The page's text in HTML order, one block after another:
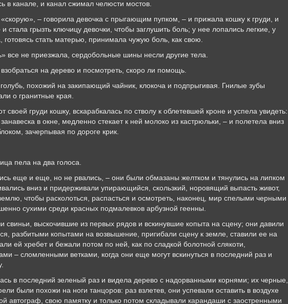
в канале, и канал сжимал челюсти мостов.
– говорила девочка с прыгающим пупком, – и прижала кошку к груди, и
стала грызть ключицу девочки, чтобы заглушить боль; у нее лопались легкие, у
готовясь стать матерью, принимала чужую боль, как свою.
все не приезжала, сердобольные шины несли другие тела.
на дерево и посмотреть, скоро ли помощь.
похожий на закипающий чайник, клокоча и подпрыгивая. Гнилые зубы
о гранитные края.
своей груди кошку, вскарабкалась по стволу к облетевшей кроне и успела увидеть:
в окне, медленно стекает к ней молоко из кастрюльки, – и полетела вниз
зачерпывая по дороге крик.
пела на два голоса.
еще и еще, но не рвались, – они были обмазаны желтком и тянулись на липком
вниз и придерживали упирающийся, скользкий, норовящий выпасть живот,
чтобы расколоться, распасться и осмотреть, наконец, мир спелыми черными
сухими среди красных подмалевков арбузной геенны.
свиньи, выскочившие из первых рядов и вскинувшие копыта на сцену; они давили
разбитыми копытами на возвышение, пригибали сцену к земле, ставили ее на
ей хребет и бежали потом по ней, как по сладкой болотной слякоти,
– сломленными ветками, когда они еще могут вскинуться в последний раз и
в последний зеленый раз и видела дерево с надорванными корнями; их черные,
были похожи на ноги танцоров: раз взлетев, они успевали оставить в воздухе
автограф, свою памятку и только потом складывали карандаши с заостренными